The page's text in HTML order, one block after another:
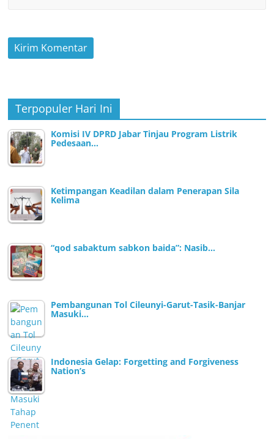
Terpopuler Hari Ini
Komisi IV DPRD Jabar Tinjau Program Listrik
Pedesaan…
Ketimpangan Keadilan dalam Penerapan Sila
Kelima
“qod sabaktum sabkon baida”: Nasib…
Pembangunan Tol Cileunyi-Garut-Tasik-Banjar
Masuki…
Indonesia Gelap: Forgetting and Forgiveness
Nation’s